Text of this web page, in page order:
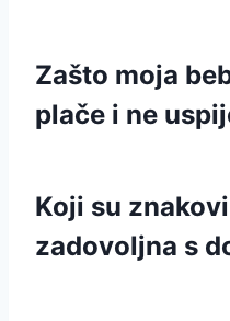
Zašto moja
plače i ne
Koji su
zadovoljna s